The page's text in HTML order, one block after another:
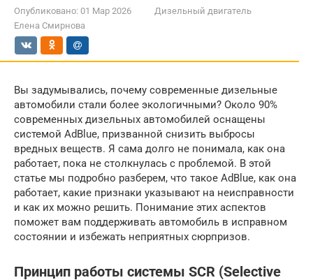
Опубликовано: 01 Мар 2026
Дизельный двигатель
Елена Смирнова
Вы задумывались, почему современные дизельные
автомобили стали более экологичными? Около 90%
современных дизельных автомобилей оснащены
системой AdBlue, призванной снизить выбросы
вредных веществ. Я сама долго не понимала, как она
работает, пока не столкнулась с проблемой. В этой
статье мы подробно разберем, что такое AdBlue, как она
работает, какие признаки указывают на неисправности
и как их можно решить. Понимание этих аспектов
поможет вам поддерживать автомобиль в исправном
состоянии и избежать неприятных сюрпризов.
Принцип работы системы SCR (Selective